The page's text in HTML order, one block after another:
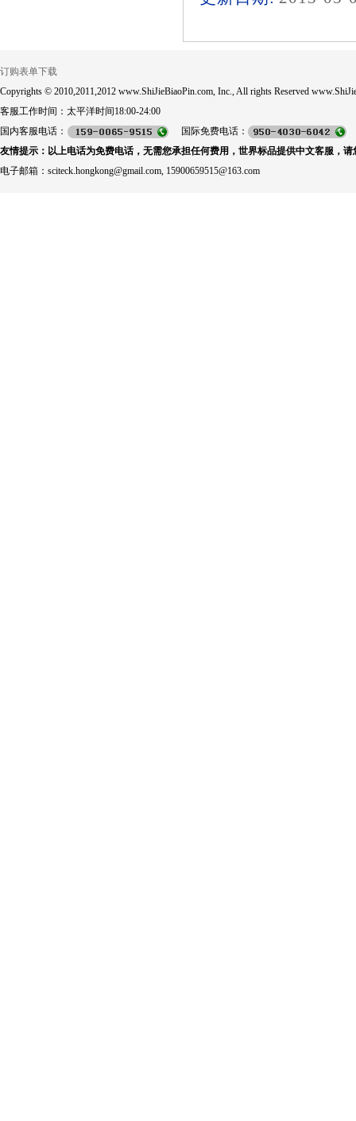
订购表单下载
Copyrights © 2010,2011,2012 www.ShiJieBiaoPin.com, Inc., All rights Reserved
客服工作时间：太平洋时间18:00-24:00
国内客服电话：
国际免费电话：
友情提示：以上电话为免费电话，无需您承担任何费用，世界标品提供中文客服，请
电子邮箱：sciteck.hongkong@gmail.com, 15900659515@163.com